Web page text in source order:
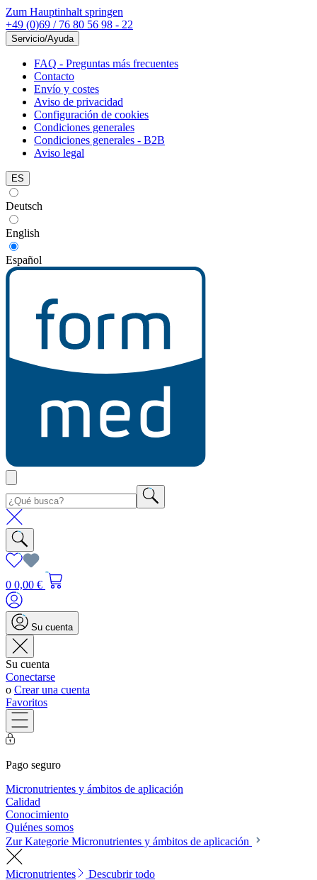
Zum Hauptinhalt springen
+49 (0)69 / 76 80 56 98 - 22
Servicio/Ayuda
FAQ - Preguntas más frecuentes
Contacto
Envío y costes
Aviso de privacidad
Configuración de cookies
Condiciones generales
Condiciones generales - B2B
Aviso legal
ES
Deutsch
English
Español
0 0,00 €
Su cuenta
Su cuenta
Conectarse
o Crear una cuenta
Favoritos
Pago seguro
Micronutrientes y ámbitos de aplicación
Calidad
Conocimiento
Quiénes somos
Zur Kategorie Micronutrientes y ámbitos de aplicación
Micronutrientes
Descubrir todo